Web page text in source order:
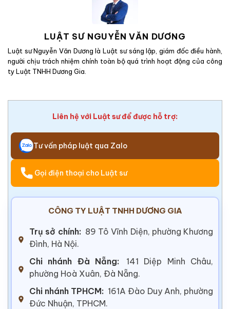
LUẬT SƯ NGUYỄN VĂN DƯƠNG
Luật sư Nguyễn Văn Dương là Luật sư sáng lập, giám đốc điều hành,
người chịu trách nhiệm chính toàn bộ quá trình hoạt động của công
ty Luật TNHH Dương Gia.
Liên hệ với Luật sư để được hỗ trợ:
Tư vấn pháp luật qua Zalo
Gọi điện thoại cho Luật sư
CÔNG TY LUẬT TNHH DƯƠNG GIA
Trụ sở chính: 89 Tô Vĩnh Diện, phường Khương
Đình, Hà Nội.
Chi nhánh Đà Nẵng:
141 Diệp Minh Châu,
phường Hoà Xuân, Đà Nẵng.
Chi nhánh TPHCM: 161A Đào Duy Anh, phường
Đức Nhuận, TPHCM.